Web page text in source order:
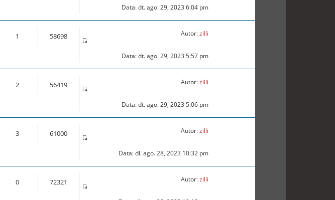
Data: dt. ago. 29, 2023 6:04 pm
1 58698 Autor:zilli
Data: dt. ago. 29, 2023 5:57 pm
2 56419 Autor:zilli
Data: dt. ago. 29, 2023 5:06 pm
3 61000 Autor:zilli
Data: dl. ago. 28, 2023 10:32 pm
0 72321 Autor:zilli